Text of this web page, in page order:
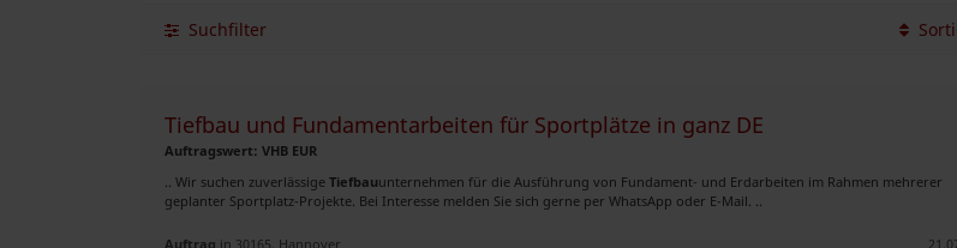
Suchfilter
Tiefbau und Fundamentarbeiten für Sportplätze in ganz DE
Auftragswert: VHB EUR
.. Wir suchen zuverlässige Tiefbauunternehmen für die Ausführung von Fundament- und Erdarbeiten im Rahmen mehrerer
geplanter Sportplatz-Projekte. Bei Interesse melden Sie sich gerne per WhatsApp oder E-Mail. ..
Auftrag in 30165, Hannover